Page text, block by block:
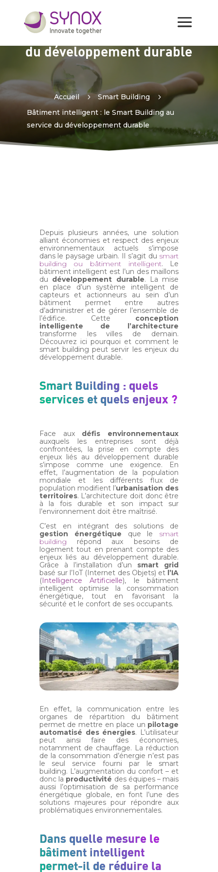
Bâtiment intelligent : le
Smart Building au service
du développement durable
Accueil 5 Smart Building
5
Bâtiment intelligent : le Smart Building au
service du développement durable
Depuis plusieurs années, une solution
alliant économies et respect des enjeux
environnementaux actuels s’impose
dans le paysage urbain. Il s’agit du smart
building ou bâtiment intelligent. Le
bâtiment intelligent est l’un des maillons
du développement durable. La mise
en place d’un système intelligent de
capteurs et actionneurs au sein d’un
bâtiment permet entre autres
d’administrer et de gérer l’ensemble de
l’édifice. Cette conception
intelligente de l’architecture
transforme les villes de demain.
Découvrez ici pourquoi et comment le
smart building peut servir les enjeux du
développement durable.
Smart Building : quels
services et quels enjeux ?
Face aux défis environnementaux
auxquels les entreprises sont déjà
confrontées, la prise en compte des
enjeux liés au développement durable
s’impose comme une exigence. En
effet, l’augmentation de la population
mondiale et les différents flux de
population modifient l’urbanisation des
territoires. L’architecture doit donc être
à la fois durable et son impact sur
l’environnement doit être maîtrisé.
C’est en intégrant des solutions de
gestion énergétique que le smart
building répond aux besoins de
logement tout en prenant compte des
enjeux liés au développement durable.
Grâce à l’installation d’un smart grid
basé sur l’IoT (Internet des Objets) et l’IA
(Intelligence Artificielle), le bâtiment
intelligent optimise la consommation
énergétique, tout en favorisant la
sécurité et le confort de ses occupants.
En effet, la communication entre les
organes de répartition du bâtiment
permet de mettre en place un pilotage
automatisé des énergies. L’utilisateur
peut ainsi faire des économies,
notamment de chauffage. La réduction
de la consommation d’énergie n’est pas
le seul service fourni par le smart
building. L’augmentation du confort – et
donc la productivité des équipes – mais
aussi l’optimisation de sa performance
énergétique globale, en font l’une des
solutions majeures pour répondre aux
problématiques environnementales.
Dans quelle mesure le
bâtiment intelligent
permet-il de réduire la